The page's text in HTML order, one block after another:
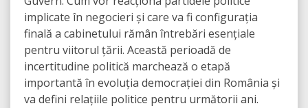
implicate în negocieri și care va fi configurația
finală a cabinetului rămân întrebări esențiale
pentru viitorul țării. Această perioadă de
incertitudine politică marchează o etapă
importantă în evoluția democrației din România și
va defini relațiile politice pentru următorii ani.